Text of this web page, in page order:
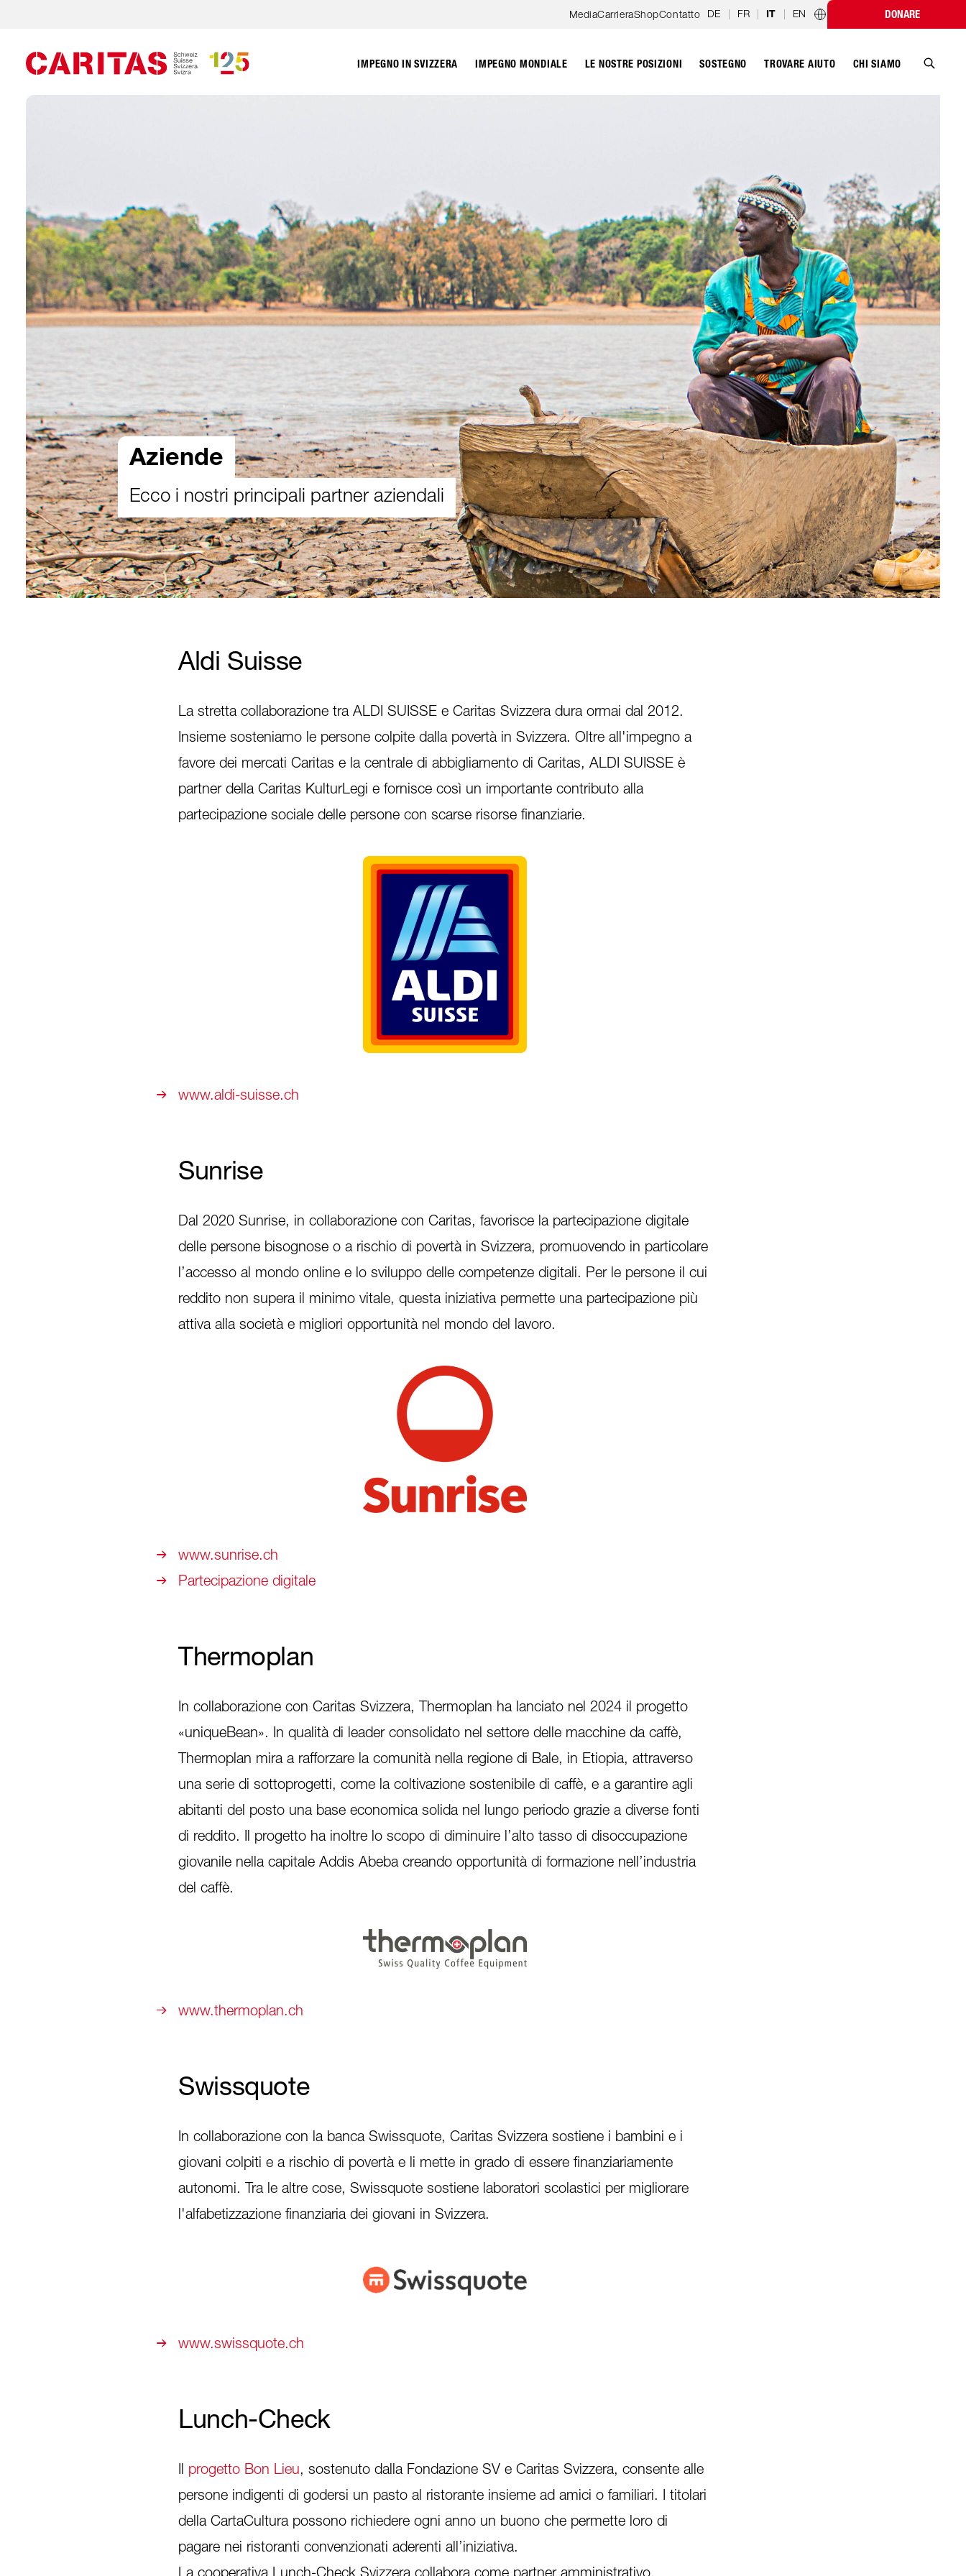
MediaCarrieraShopContatto DE | FR | IT | EN
Programmi nazionaliDONARE
IMPEGNO IN SVIZZERA IMPEGNO MONDIALE LE NOSTRE POSIZIONI SOSTEGNO TROVARE AIUTO CHI SIAMO
Aziende
Ecco i nostri principali partner aziendali
Aldi Suisse
La stretta collaborazione tra ALDI SUISSE e Caritas Svizzera dura ormai dal 2012.
Insieme sosteniamo le persone colpite dalla povertà in Svizzera. Oltre all'impegno a
favore dei mercati Caritas e la centrale di abbigliamento di Caritas, ALDI SUISSE è
partner della Caritas KulturLegi e fornisce così un importante contributo alla
partecipazione sociale delle persone con scarse risorse finanziarie.
www.aldi-suisse.ch
Sunrise
Dal 2020 Sunrise, in collaborazione con Caritas, favorisce la partecipazione digitale
delle persone bisognose o a rischio di povertà in Svizzera, promuovendo in particolare
l’accesso al mondo online e lo sviluppo delle competenze digitali. Per le persone il cui
reddito non supera il minimo vitale, questa iniziativa permette una partecipazione più
attiva alla società e migliori opportunità nel mondo del lavoro.
www.sunrise.ch
Partecipazione digitale
Thermoplan
In collaborazione con Caritas Svizzera, Thermoplan ha lanciato nel 2024 il progetto
«uniqueBean». In qualità di leader consolidato nel settore delle macchine da caffè,
Thermoplan mira a rafforzare la comunità nella regione di Bale, in Etiopia, attraverso
una serie di sottoprogetti, come la coltivazione sostenibile di caffè, e a garantire agli
abitanti del posto una base economica solida nel lungo periodo grazie a diverse fonti
di reddito. Il progetto ha inoltre lo scopo di diminuire l’alto tasso di disoccupazione
giovanile nella capitale Addis Abeba creando opportunità di formazione nell’industria
del caffè.
www.thermoplan.ch
Swissquote
In collaborazione con la banca Swissquote, Caritas Svizzera sostiene i bambini e i
giovani colpiti e a rischio di povertà e li mette in grado di essere finanziariamente
autonomi. Tra le altre cose, Swissquote sostiene laboratori scolastici per migliorare
l'alfabetizzazione finanziaria dei giovani in Svizzera.
www.swissquote.ch
Lunch-Check
Il progetto Bon Lieu, sostenuto dalla Fondazione SV e Caritas Svizzera, consente alle
persone indigenti di godersi un pasto al ristorante insieme ad amici o familiari. I titolari
della CartaCultura possono richiedere ogni anno un buono che permette loro di
pagare nei ristoranti convenzionati aderenti all’iniziativa.
La cooperativa Lunch-Check Svizzera collabora come partner amministrativo,